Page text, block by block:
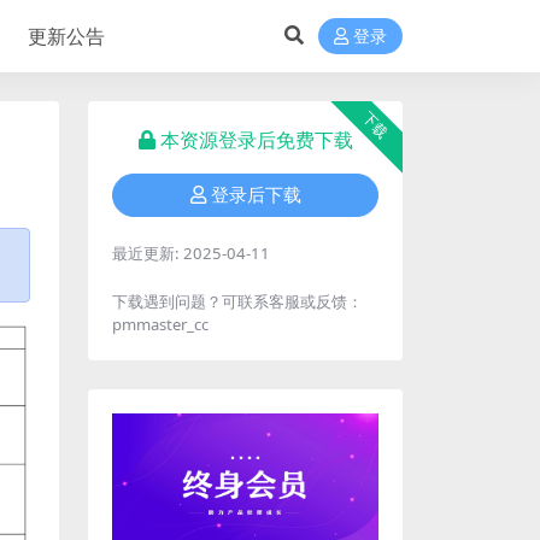
更新公告 登录
下载
本资源登录后免费下载
登录后下载
最近更新: 2025-04-11
下载遇到问题？可联系客服或反馈：
pmmaster_cc